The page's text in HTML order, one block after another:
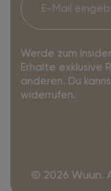
Werde zum
Erhalte exklusive
anderen. Du
widerrufen.
© 2026 Wuun.